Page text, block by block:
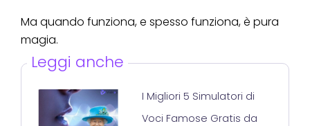
Ma quando funziona, e spesso funziona, è pura
magia.
Leggi anche
I Migliori 5 Simulatori di
Voci Famose Gratis da